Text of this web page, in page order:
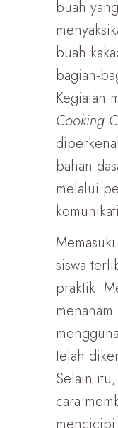
buah
buah
bagian-
Kegiatan
Cooking
bahan
melalui
siswa
praktik.
telah
Selain
cara